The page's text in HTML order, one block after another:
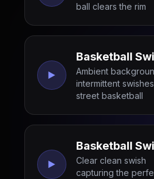
ball clears the rim
Basketball
Ambient
intermittent
street basketball
Basketball
Clear clean swish
capturing the